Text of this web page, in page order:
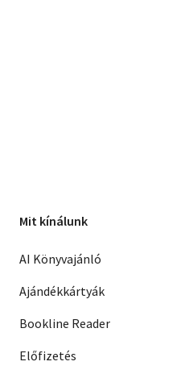
Mit kínálunk
AI Könyvajánló
Ajándékkártyák
Bookline Reader
Előfizetés